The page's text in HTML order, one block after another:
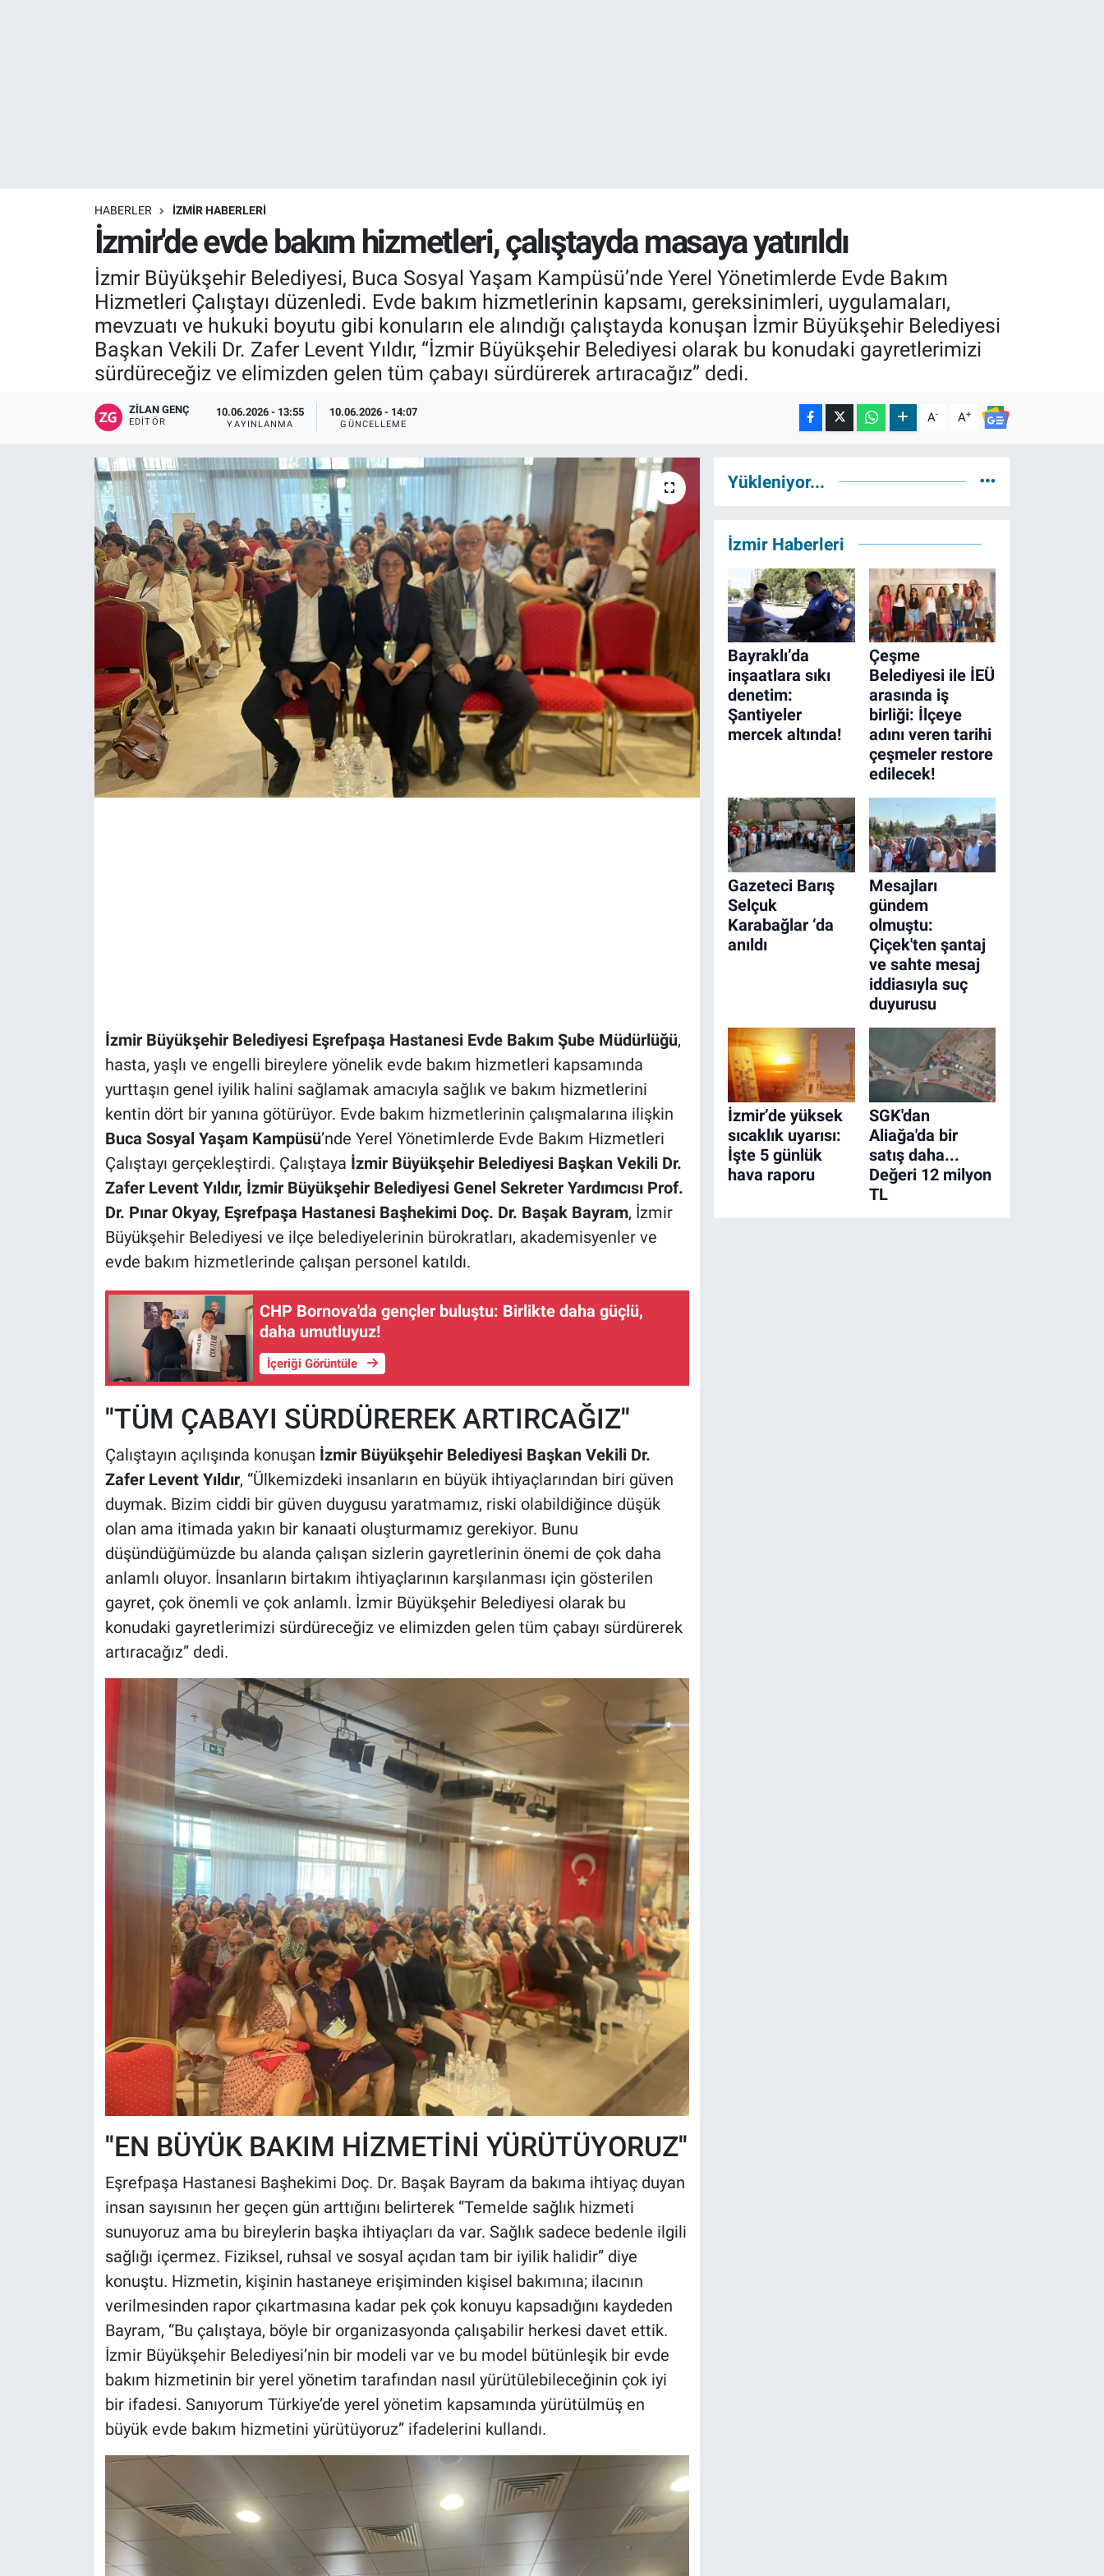
HABERLER İZMİR HABERLERİ
İzmir'de evde bakım hizmetleri, çalıştayda masaya yatırıldı
İzmir Büyükşehir Belediyesi, Buca Sosyal Yaşam Kampüsü’nde Yerel Yönetimlerde Evde Bakım
Hizmetleri Çalıştayı düzenledi. Evde bakım hizmetlerinin kapsamı, gereksinimleri, uygulamaları,
mevzuatı ve hukuki boyutu gibi konuların ele alındığı çalıştayda konuşan İzmir Büyükşehir Belediyesi
Başkan Vekili Dr. Zafer Levent Yıldır, “İzmir Büyükşehir Belediyesi olarak bu konudaki gayretlerimizi
sürdüreceğiz ve elimizden gelen tüm çabayı sürdürerek artıracağız” dedi.
ZILAN GENÇ
EDITÖR
10.06.2026 - 13:55
YAYINLANMA
10.06.2026 - 14:07
GÜNCELLEME A- A+
İzmir Büyükşehir Belediyesi Eşrefpaşa Hastanesi Evde Bakım Şube Müdürlüğü,
hasta, yaşlı ve engelli bireylere yönelik evde bakım hizmetleri kapsamında
yurttaşın genel iyilik halini sağlamak amacıyla sağlık ve bakım hizmetlerini
kentin dört bir yanına götürüyor. Evde bakım hizmetlerinin çalışmalarına ilişkin
Buca Sosyal Yaşam Kampüsü’nde Yerel Yönetimlerde Evde Bakım Hizmetleri
Çalıştayı gerçekleştirdi. Çalıştaya İzmir Büyükşehir Belediyesi Başkan Vekili Dr.
Zafer Levent Yıldır, İzmir Büyükşehir Belediyesi Genel Sekreter Yardımcısı Prof.
Dr. Pınar Okyay, Eşrefpaşa Hastanesi Başhekimi Doç. Dr. Başak Bayram, İzmir
Büyükşehir Belediyesi ve ilçe belediyelerinin bürokratları, akademisyenler ve
evde bakım hizmetlerinde çalışan personel katıldı.
CHP Bornova'da gençler buluştu: Birlikte daha güçlü,
daha umutluyuz!
İçeriği Görüntüle
''TÜM ÇABAYI SÜRDÜREREK ARTIRCAĞIZ''
Çalıştayın açılışında konuşan İzmir Büyükşehir Belediyesi Başkan Vekili Dr.
Zafer Levent Yıldır, “Ülkemizdeki insanların en büyük ihtiyaçlarından biri güven
duymak. Bizim ciddi bir güven duygusu yaratmamız, riski olabildiğince düşük
olan ama itimada yakın bir kanaati oluşturmamız gerekiyor. Bunu
düşündüğümüzde bu alanda çalışan sizlerin gayretlerinin önemi de çok daha
anlamlı oluyor. İnsanların birtakım ihtiyaçlarının karşılanması için gösterilen
gayret, çok önemli ve çok anlamlı. İzmir Büyükşehir Belediyesi olarak bu
konudaki gayretlerimizi sürdüreceğiz ve elimizden gelen tüm çabayı sürdürerek
artıracağız” dedi.
''EN BÜYÜK BAKIM HİZMETİNİ YÜRÜTÜYORUZ''
Eşrefpaşa Hastanesi Başhekimi Doç. Dr. Başak Bayram da bakıma ihtiyaç duyan
insan sayısının her geçen gün arttığını belirterek “Temelde sağlık hizmeti
sunuyoruz ama bu bireylerin başka ihtiyaçları da var. Sağlık sadece bedenle ilgili
sağlığı içermez. Fiziksel, ruhsal ve sosyal açıdan tam bir iyilik halidir” diye
konuştu. Hizmetin, kişinin hastaneye erişiminden kişisel bakımına; ilacının
verilmesinden rapor çıkartmasına kadar pek çok konuyu kapsadığını kaydeden
Bayram, “Bu çalıştaya, böyle bir organizasyonda çalışabilir herkesi davet ettik.
İzmir Büyükşehir Belediyesi’nin bir modeli var ve bu model bütünleşik bir evde
bakım hizmetinin bir yerel yönetim tarafından nasıl yürütülebileceğinin çok iyi
bir ifadesi. Sanıyorum Türkiye’de yerel yönetim kapsamında yürütülmüş en
büyük evde bakım hizmetini yürütüyoruz” ifadelerini kullandı.
Yükleniyor...
İzmir Haberleri
Bayraklı’da
inşaatlara sıkı
denetim:
Şantiyeler
mercek altında!
Çeşme
Belediyesi ile İEÜ
arasında iş
birliği: İlçeye
adını veren tarihi
çeşmeler restore
edilecek!
Gazeteci Barış
Selçuk
Karabağlar ‘da
anıldı
Mesajları
gündem
olmuştu:
Çiçek'ten şantaj
ve sahte mesaj
iddiasıyla suç
duyurusu
İzmir’de yüksek
sıcaklık uyarısı:
İşte 5 günlük
hava raporu
SGK'dan
Aliağa'da bir
satış daha...
Değeri 12 milyon
TL